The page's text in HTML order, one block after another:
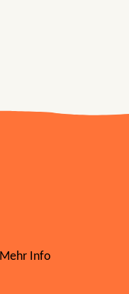
Mehr Info